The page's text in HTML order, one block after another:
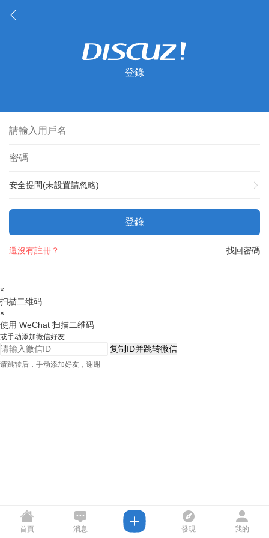
登錄
安全提問(未設置請忽略)
登錄
找回密碼
還沒有註冊？
×
扫描二维码
×
使用 WeChat 扫描二维码
或手动添加微信好友
复制ID并跳转微信
请跳转后，手动添加好友，谢谢
首頁 消息 發現 我的